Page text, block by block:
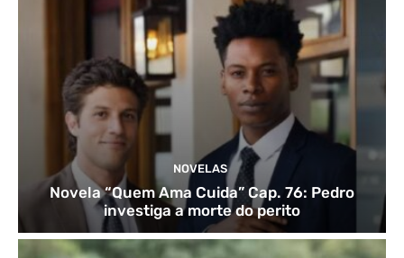
NOVELAS
Novela “Quem Ama Cuida” Cap. 76: Pedro
investiga a morte do perito